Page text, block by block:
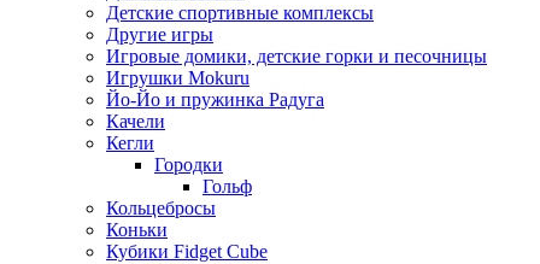
Детские спортивные комплексы
Другие игры
Игровые домики, детские горки и песочницы
Игрушки Mokuru
Йо-Йо и пружинка Радуга
Качели
Кегли
Городки
Гольф
Кольцебросы
Коньки
Кубики Fidget Cube